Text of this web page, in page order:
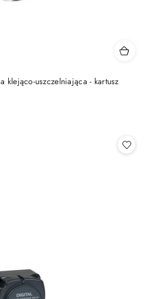
klejąco-uszczelniająca - kartusz